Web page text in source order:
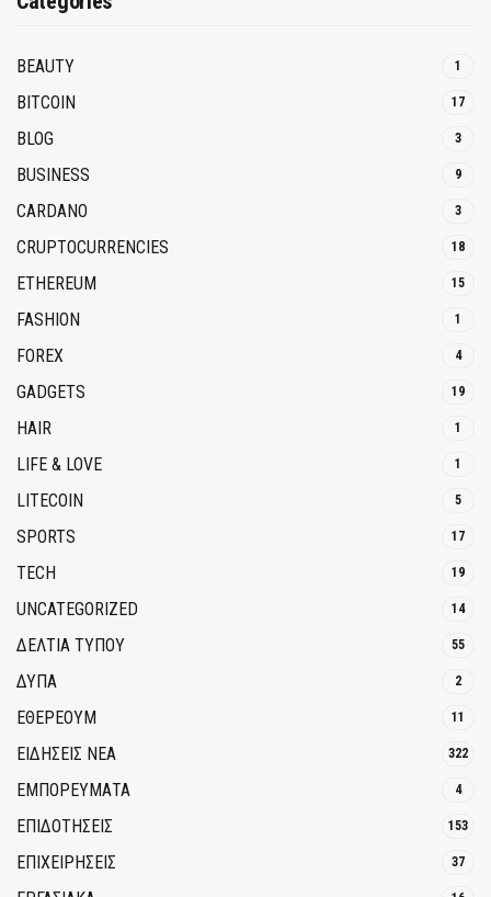
BEAUTY 1
BITCOIN 17
BLOG 3
BUSINESS 9
CARDANO 3
CRUPTOCURRENCIES 18
ETHEREUM 15
FASHION 1
FOREX 4
GADGETS 19
HAIR 1
LIFE & LOVE 1
LITECOIN 5
SPORTS 17
TECH 19
UNCATEGORIZED 14
ΔΕΛΤΙΑ ΤΥΠΟΥ 55
ΔΥΠΑ 2
ΕΘΈΡΕΟΥΜ 11
ΕΙΔΗΣΕΙΣ ΝΕΑ 322
ΕΜΠΟΡΕΥΜΑΤΑ 4
ΕΠΙΔΟΤΗΣΕΙΣ 153
ΕΠΙΧΕΙΡΗΣΕΙΣ 37